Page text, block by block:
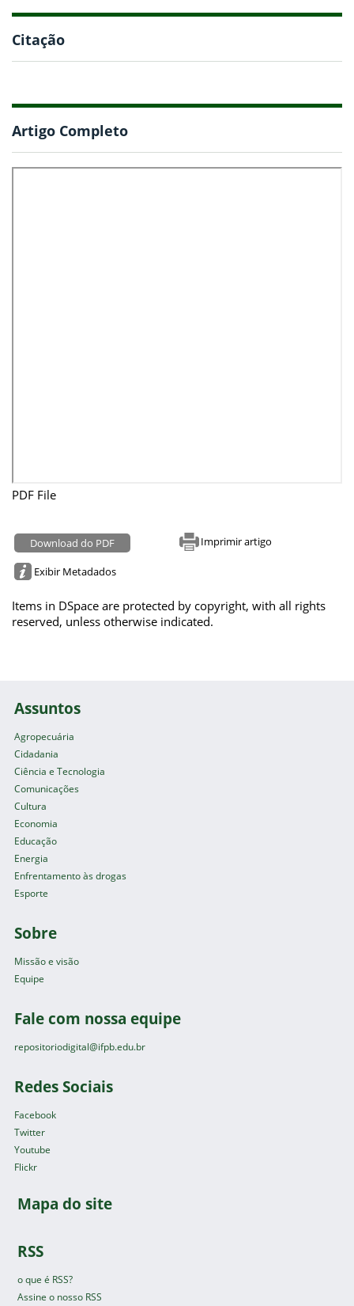
Citação
Artigo Completo
PDF File
Download do PDF Imprimir artigo
Exibir Metadados
Items in DSpace are protected by copyright, with all rights
reserved, unless otherwise indicated.
Assuntos
Agropecuária
Cidadania
Ciência e Tecnologia
Comunicações
Cultura
Economia
Educação
Energia
Enfrentamento às drogas
Esporte
Sobre
Missão e visão
Equipe
Fale com nossa equipe
repositoriodigital@ifpb.edu.br
Redes Sociais
Facebook
Twitter
Youtube
Flickr
Mapa do site
RSS
o que é RSS?
Assine o nosso RSS